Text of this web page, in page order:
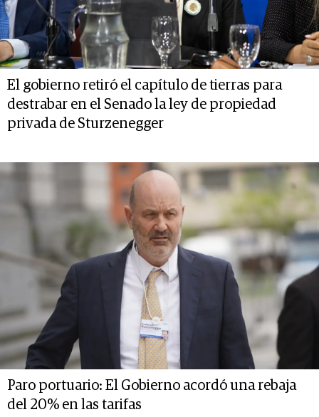
El gobierno retiró el capítulo de tierras para
destrabar en el Senado la ley de propiedad
privada de Sturzenegger
Paro portuario: El Gobierno acordó una rebaja
del 20% en las tarifas